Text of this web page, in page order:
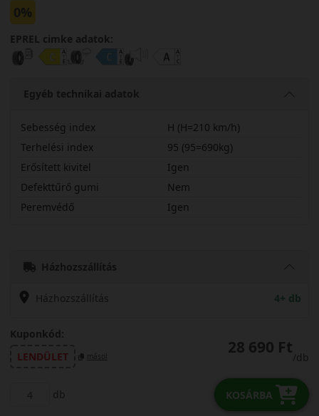
0%
EPREL cimke adatok:
Egyéb technikai adatok
Sebesség index
H (H=210 km/h)
Terhelési index
95 (95=690kg)
Erősített kivitel
Igen
Defekttűrő gumi
Nem
Peremvédő
Igen
Házhozszállítás
Házhozszállítás 4+ db
Kuponkód:
LENDÜLET
másol 28 690 Ft
/db
db KOSÁRBA